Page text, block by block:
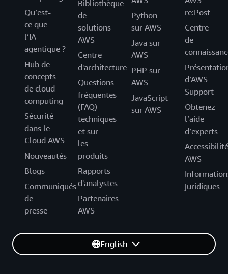
Qu’est-
ce que
l’IA
agentique ?
Hub de
concepts
de cloud
computing
Sécurité
dans le
Cloud AWS
Nouveautés
Blogs
Communiqués
de
presse
Bibliothèque
de
solutions
AWS
Centre
d'architecture
Questions
fréquentes
(FAQ)
techniques
et sur
les
produits
Rapports
d'analystes
Partenaires
AWS
Python
sur AWS
Java sur
AWS
PHP sur
AWS
JavaScript
sur AWS
re:Post
Centre
de
d’AWS
Support
Obtenez
l’aide
d’experts
Accessibilité
AWS
juridiques
English